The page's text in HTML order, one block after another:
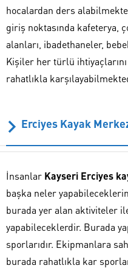
hocalardan ders
giriş noktasında kafeterya,
alanları, ibadethaneler,
Kişiler her türlü
rahatlıkla
Erciyes Kayak
İnsanlar Kayseri Erciyes
başka neler
burada yer alan aktiviteler
yapabileceklerdir. Burada
sporlarıdır. Ekipmanlara
burada rahatlıkla kar